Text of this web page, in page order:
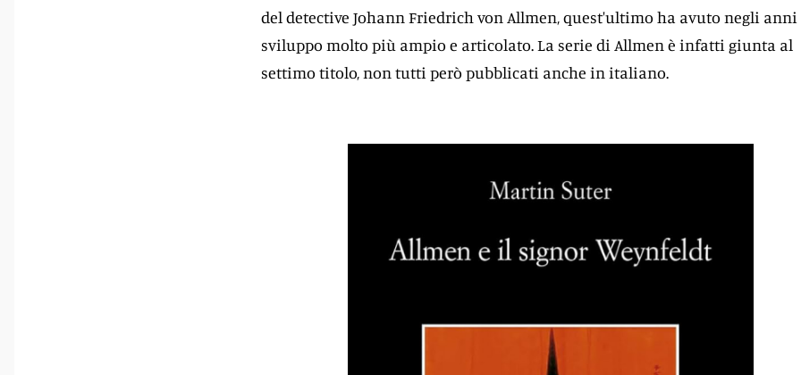
del detective Johann Friedrich von Allmen, quest'ultimo ha avuto negli
sviluppo molto più ampio e articolato. La serie di Allmen è infatti giunta al
settimo titolo, non tutti però pubblicati anche in italiano.